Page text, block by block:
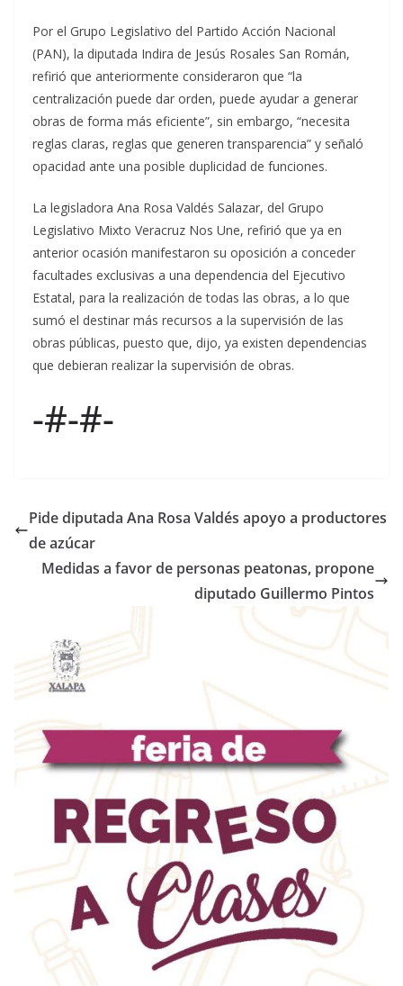
Por el Grupo Legislativo del Partido Acción Nacional
(PAN), la diputada Indira de Jesús Rosales San Román,
refirió que anteriormente consideraron que “la
centralización puede dar orden, puede ayudar a generar
obras de forma más eficiente”, sin embargo, “necesita
reglas claras, reglas que generen transparencia” y señaló
opacidad ante una posible duplicidad de funciones.
La legisladora Ana Rosa Valdés Salazar, del Grupo
Legislativo Mixto Veracruz Nos Une, refirió que ya en
anterior ocasión manifestaron su oposición a conceder
facultades exclusivas a una dependencia del Ejecutivo
Estatal, para la realización de todas las obras, a lo que
sumó el destinar más recursos a la supervisión de las
obras públicas, puesto que, dijo, ya existen dependencias
que debieran realizar la supervisión de obras.
-#-#-
Pide diputada Ana Rosa Valdés apoyo a productores
de azúcar
Medidas a favor de personas peatonas, propone
diputado Guillermo Pintos